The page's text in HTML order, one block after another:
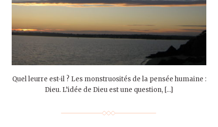
Quel leurre est-il ? Les monstruosités de la pensée humaine :
Dieu. L’idée de Dieu est une question, […]